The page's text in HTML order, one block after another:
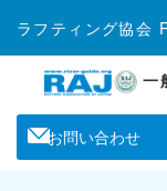
一
お問い合わせ